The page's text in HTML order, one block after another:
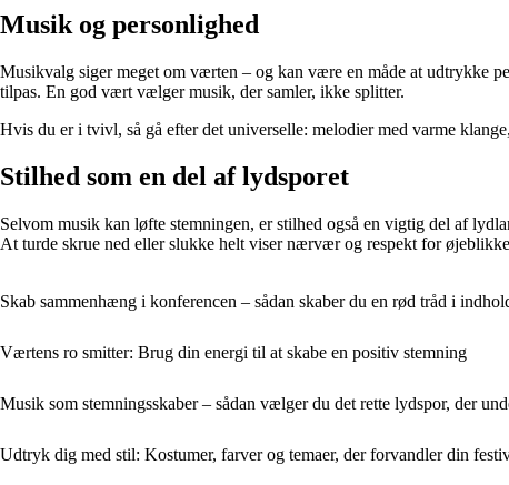
Musik og personlighed
Musikvalg siger meget om værten – og kan være en måde at udtrykke
tilpas. En god vært vælger musik, der samler, ikke splitter.
Hvis du er i tvivl, så gå efter det universelle: melodier med varme
Stilhed som en del af lydsporet
Selvom musik kan løfte stemningen, er stilhed også en vigtig del af
At turde skrue ned eller slukke helt viser nærvær og respekt for
Skab sammenhæng i konferencen – sådan skaber du en rød tråd i
Værtens ro smitter: Brug din energi til at skabe en positiv stemning
Musik som stemningsskaber – sådan vælger du det rette lydspor, der
Udtryk dig med stil: Kostumer, farver og temaer, der forvandler din